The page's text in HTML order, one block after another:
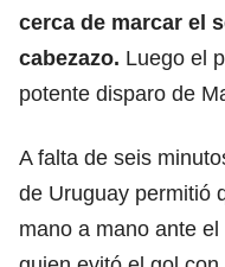
cerca de marcar el
cabezazo. Luego el
potente disparo de
A falta de seis
de Uruguay permitió
mano a mano ante